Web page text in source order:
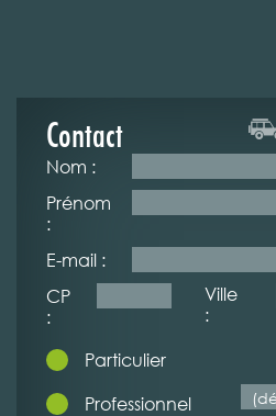
Contact
Nom :
Prénom
:
E-mail :
CP
:
Ville
:
Particulier
Professionnel